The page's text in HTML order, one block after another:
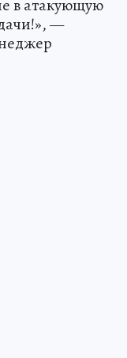
в атакующую
—